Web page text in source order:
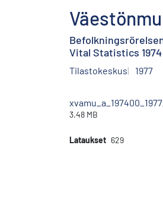
Vital Statistics 1974
Tilastokeskus 1977
3.48 MB
Lataukset 629